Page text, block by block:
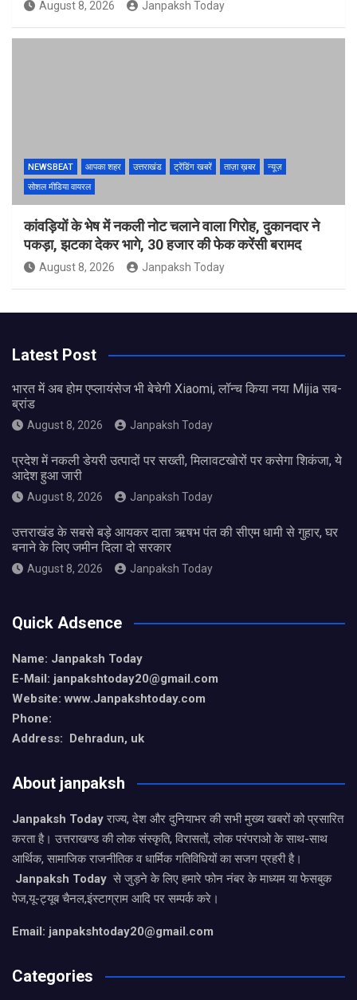
August 8, 2026 Janpaksh Today
NEWSBEAT आपका शहर उत्तराखंड ट्रेंडिंग खबरें ताज़ा ख़बर
न्यूज़
सोशल मीडिया वायरल
कांवड़ियों के भेष में नकली नोट चलाने वाला गिरोह, दुकानदार ने
पकड़ा, झटका देकर भागे, 30 हजार की फेक करेंसी बरामद
August 8, 2026 Janpaksh Today
Latest Post
भारत में अब होम एप्लायंसेज भी बेचेगी Xiaomi, लॉन्च किया नया Mijia सब-
ब्रांड
August 8, 2026 Janpaksh Today
प्रदेश में नकली डेयरी उत्पादों पर सख्ती, मिलावटखोरों पर कसेगा शिकंजा, ये
आदेश हुआ जारी
August 8, 2026 Janpaksh Today
उत्तराखंड के सबसे बड़े आयकर दाता ऋषभ पंत की सीएम धामी से गुहार, घर
बनाने के लिए जमीन दिला दो सरकार
August 8, 2026 Janpaksh Today
Quick Adsence
Name: Janpaksh Today
E-Mail: janpakshtoday20@gmail.com
Website: www.Janpakshtoday.com
Phone:
Address: Dehradun, uk
About janpaksh
Janpaksh Todayराज्य, देश और दुनियाभर की सभी मुख्य खबरों को प्रसारित
करता है। उत्तराखण्ड की लोक संस्कृति, विरासतों, लोक परंपराओ के साथ-साथ
आर्थिक, सामाजिक राजनीतिक व धार्मिक गतिविधियों का सजग प्रहरी है।
Janpaksh Today से जुड़ने के लिए हमारे फोन नंबर के माध्यम या फेसबुक
पेज,यू-ट्यूब चैनल,इंस्टाग्राम आदि पर सम्पर्क करे।
Email: janpakshtoday20@gmail.com
Categories